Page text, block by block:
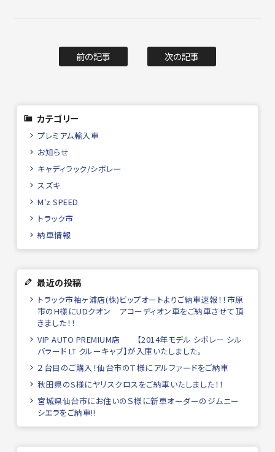
前の記事 次の記事
カテゴリー
プレミアム輸入車
お知らせ
キャディラック/シボレー
スズキ
M'z SPEED
トラック市
納車情報
最近の投稿
トラック市袖ヶ浦店(株)ビップオートよりご納車速報！！市原
市のH様にUDクオン アコーディオン車をご納車させて頂
きました！！
VIP AUTO PREMIUM店 【2014年モデル シボレー シル
バラード LT クルーキャブ】が入庫いたしました。
２台目のご購入！仙台市のＴ様にアルファードをご納車
秋田県のS様にヤリスクロスをご納車いたしました！！
宮城県仙台市にお住いのＳ様に新車オーダーのジムニー
シエラをご納車!!